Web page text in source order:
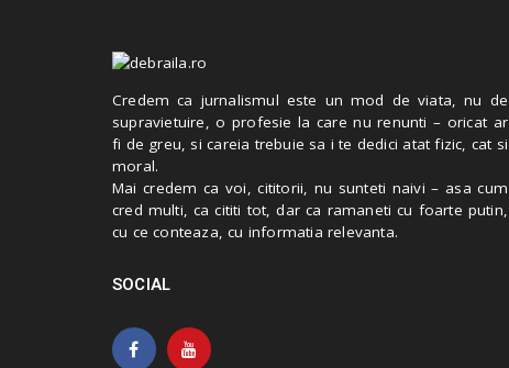
Credem ca jurnalismul este un mod de viata, nu de
supravietuire, o profesie la care nu renunti – oricat ar
fi de greu, si careia trebuie sa i te dedici atat fizic, cat si
moral.
Mai credem ca voi, cititorii, nu sunteti naivi – asa cum
cred multi, ca cititi tot, dar ca ramaneti cu foarte putin,
cu ce conteaza, cu informatia relevanta.
SOCIAL